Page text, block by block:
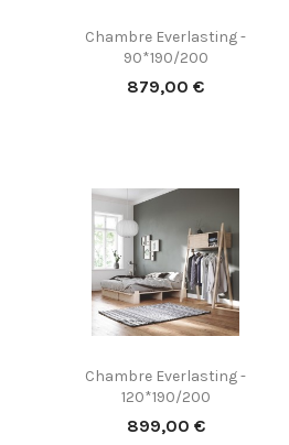
Chambre Everlasting -
90*190/200
Prix
879,00 €
Chambre Everlasting -
120*190/200
Prix
899,00 €